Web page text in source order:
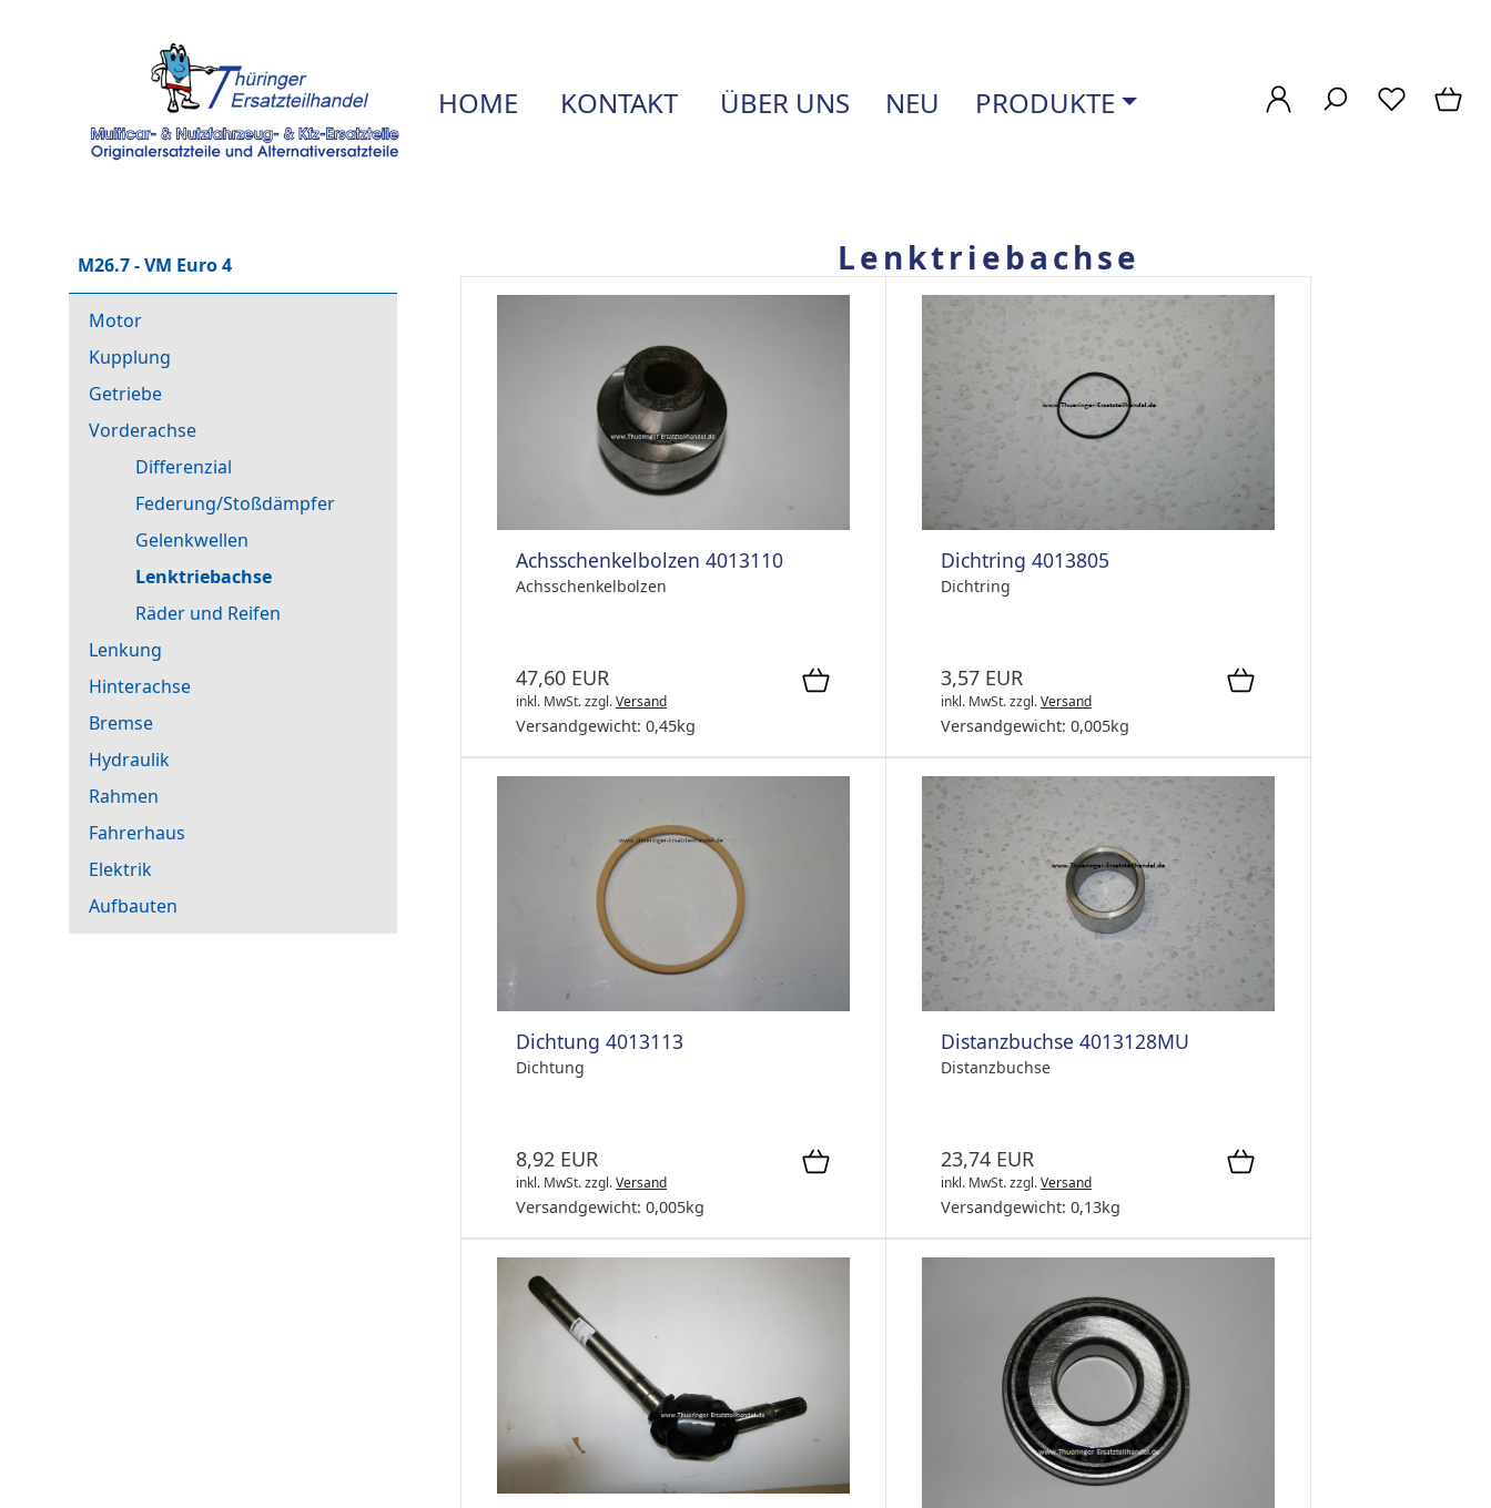
HOME KONTAKT ÜBER UNS NEU PRODUKTE
M26.7 - VM Euro 4
Motor
Kupplung
Getriebe
Vorderachse
Differenzial
Federung/Stoßdämpfer
Gelenkwellen
Lenktriebachse
Räder und Reifen
Lenkung
Hinterachse
Bremse
Hydraulik
Rahmen
Fahrerhaus
Elektrik
Aufbauten
Lenktriebachse
Achsschenkelbolzen 4013110
Achsschenkelbolzen
47,60 EUR
inkl. MwSt.zzgl.Versand
Versandgewicht: 0,45kg
Dichtring 4013805
Dichtring
3,57 EUR
inkl. MwSt.zzgl.Versand
Versandgewicht: 0,005kg
Dichtung 4013113
Dichtung
8,92 EUR
inkl. MwSt.zzgl.Versand
Versandgewicht: 0,005kg
Distanzbuchse 4013128MU
Distanzbuchse
23,74 EUR
inkl. MwSt.zzgl.Versand
Versandgewicht: 0,13kg